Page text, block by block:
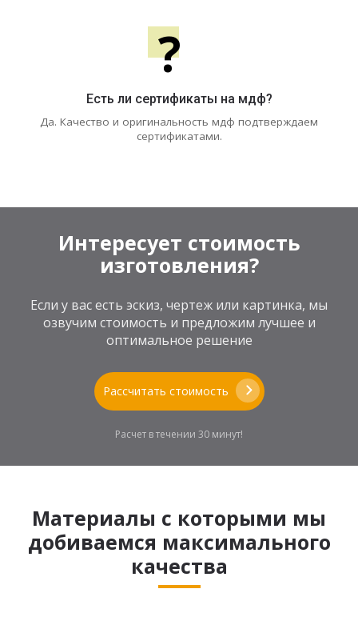
?
Есть ли сертификаты на мдф?
Да. Качество и оригинальность мдф подтверждаем
сертификатами.
Интересует стоимость
изготовления?
Если у вас есть эскиз, чертеж или картинка, мы
озвучим стоимость и предложим лучшее и
оптимальное решение
Рассчитать стоимость
Расчет в течении 30 минут!
Материалы с которыми мы
добиваемся максимального
качества